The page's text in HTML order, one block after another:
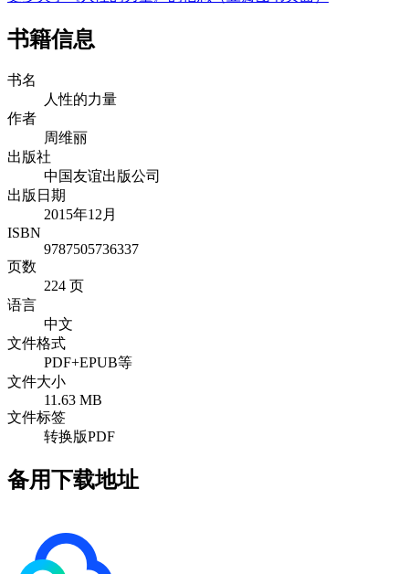
书籍信息
书名
人性的力量
作者
周维丽
出版社
中国友谊出版公司
出版日期
2015年12月
ISBN
9787505736337
页数
224 页
语言
中文
文件格式
PDF+EPUB等
文件大小
11.63 MB
文件标签
转换版PDF
备用下载地址